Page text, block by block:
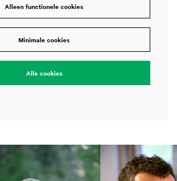
Alleen functionele cookies
Minimale cookies
Alle cookies